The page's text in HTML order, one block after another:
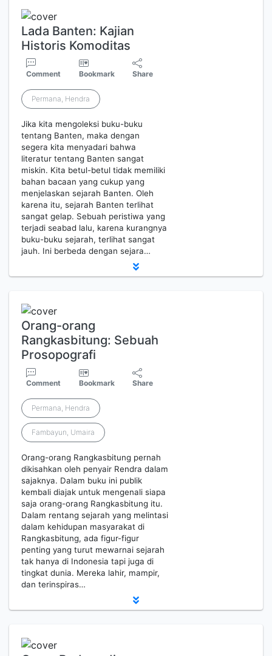
Lada Banten: Kajian
Historis Komoditas
Comment Bookmark Share
Permana, Hendra
Jika kita mengoleksi buku-buku
tentang Banten, maka dengan
segera kita menyadari bahwa
literatur tentang Banten sangat
miskin. Kita betul-betul tidak memiliki
bahan bacaan yang cukup yang
menjelaskan sejarah Banten. Oleh
karena itu, sejarah Banten terlihat
sangat gelap. Sebuah peristiwa yang
terjadi seabad lalu, karena kurangnya
buku-buku sejarah, terlihat sangat
jauh. Ini berbeda dengan sejara…
Orang-orang
Rangkasbitung: Sebuah
Prosopografi
Comment Bookmark Share
Permana, Hendra
Fambayun, Umaira
Orang-orang Rangkasbitung pernah
dikisahkan oleh penyair Rendra dalam
sajaknya. Dalam buku ini publik
kembali diajak untuk mengenali siapa
saja orang-orang Rangkasbitung itu.
Dalam rentang sejarah yang melintasi
dalam kehidupan masyarakat di
Rangkasbitung, ada figur-figur
penting yang turut mewarnai sejarah
tak hanya di Indonesia tapi juga di
tingkat dunia. Mereka lahir, mampir,
dan terinspiras…